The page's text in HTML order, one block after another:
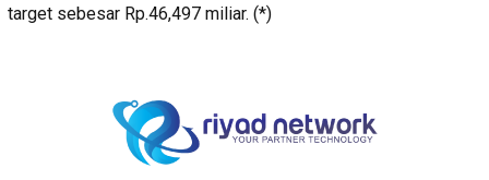
target sebesar Rp.46,497 miliar. (*)